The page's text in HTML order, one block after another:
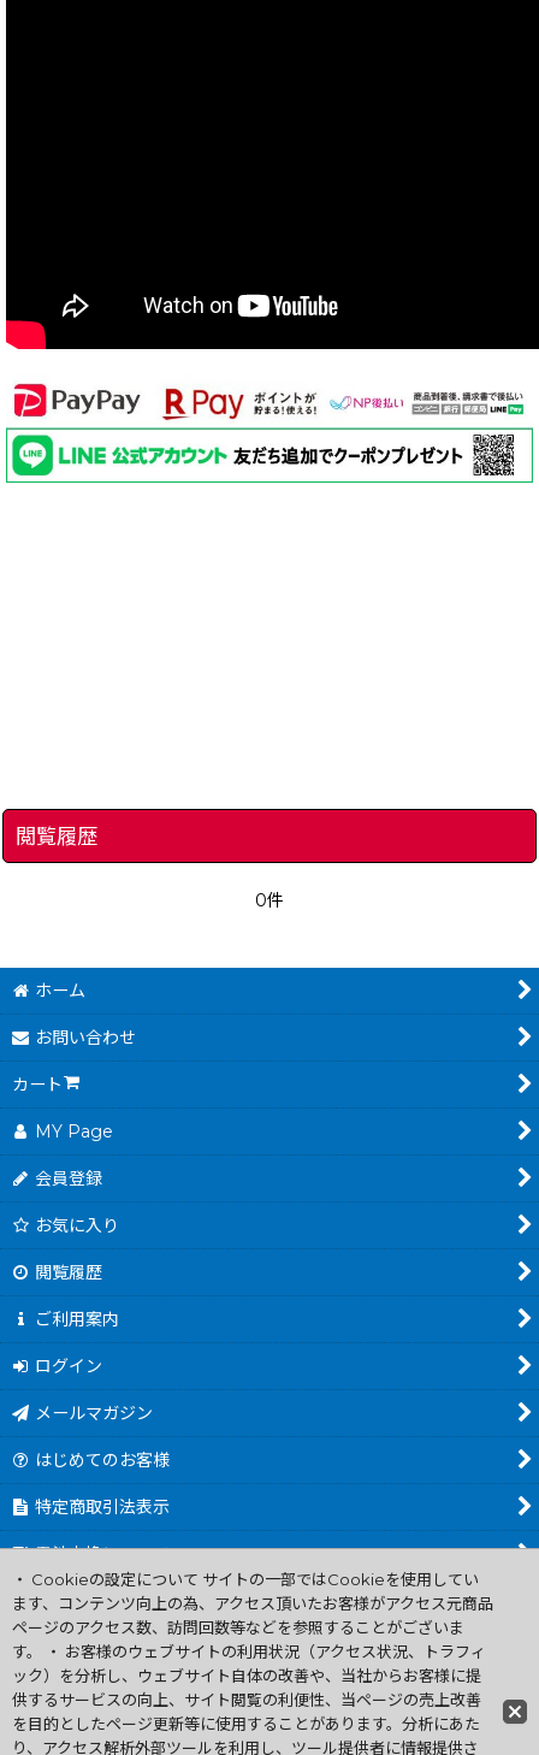
閲覧履歴
0件
ホーム
お問い合わせ
カート
MY Page
会員登録
お気に入り
閲覧履歴
ご利用案内
ログイン
メールマガジン
はじめてのお客様
特定商取引法表示
電池交換について
商品カテゴリ一覧
Worldwide Shipping Guide
ファミコン買取通販 中古 ディスクシステム 販売 ニンテンドウ64・
ゲーム買取 .電池交換
・ Cookieの設定について サイトの一部ではCookieを使用してい
ます、コンテンツ向上の為、アクセス頂いたお客様がアクセス元商品
ページのアクセス数、訪問回数等などを参照することがございま
す。 ・ お客様のウェブサイトの利用状況（アクセス状況、トラフィ
ック）を分析し、ウェブサイト自体の改善や、当社からお客様に提
供するサービスの向上、サイト閲覧の利便性、当ページの売上改善
を目的としたページ更新等に使用することがあります。分析にあた
り、アクセス解析外部ツールを利用し、ツール提供者に情報提供さ